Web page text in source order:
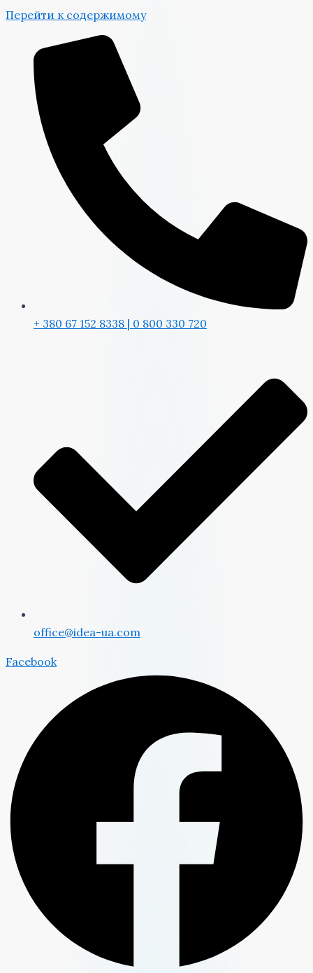
Перейти к содержимому
+ 380 67 152 8338 | 0 800 330 720
office@idea-ua.com
Facebook